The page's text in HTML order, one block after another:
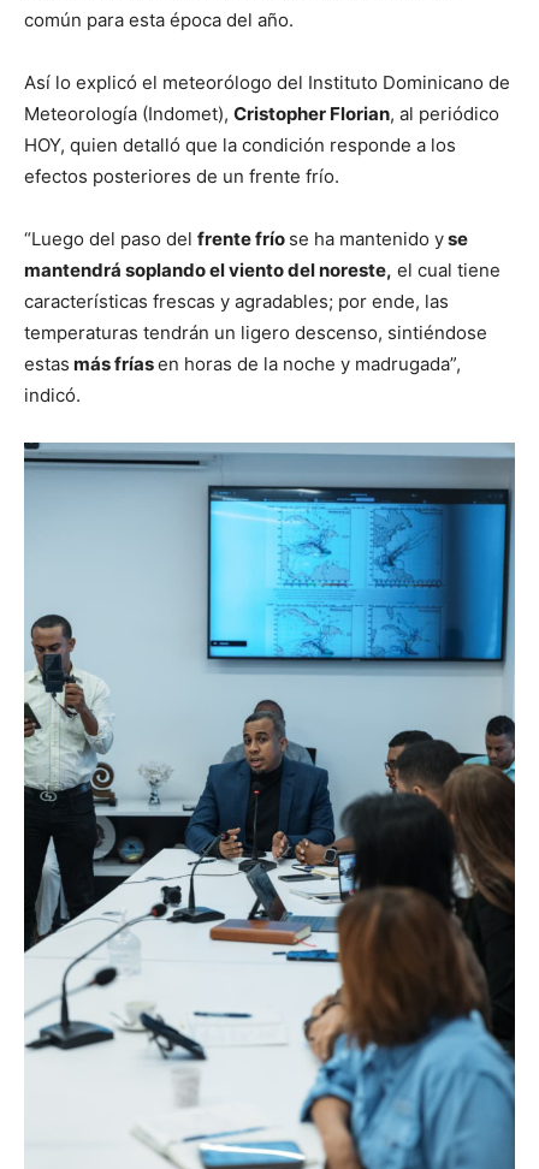
común para esta época del año.
Así lo explicó el meteorólogo del Instituto Dominicano de
Meteorología (Indomet), Cristopher Florian, al periódico
HOY, quien detalló que la condición responde a los
efectos posteriores de un frente frío.
“Luego del paso del frente frío se ha mantenido yse
mantendrá soplando el viento del noreste, el cual tiene
características frescas y agradables; por ende, las
temperaturas tendrán un ligero descenso, sintiéndose
estas más fríasen horas de la noche y madrugada”,
indicó.